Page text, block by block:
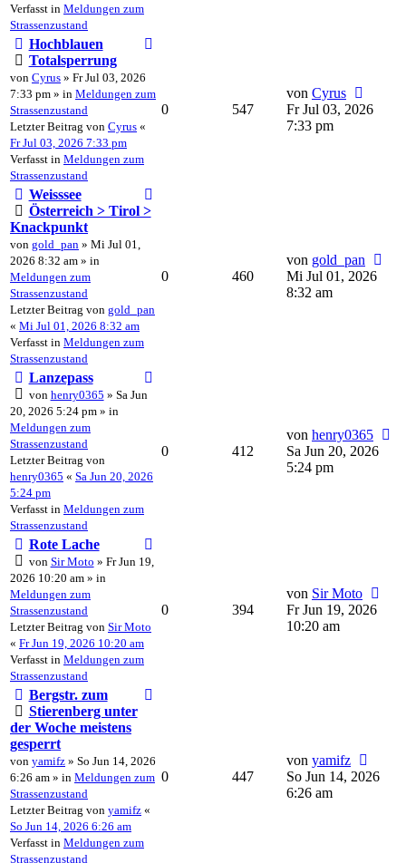
Verfasst in Meldungen zum
Strassenzustand
Hochblauen
Totalsperrung
von Cyrus » Fr Jul 03, 2026
7:33 pm » in Meldungen zum
Strassenzustand
Letzter Beitrag von Cyrus «
Fr Jul 03, 2026 7:33 pm
Verfasst in Meldungen zum
Strassenzustand
0 547
von Cyrus
Fr Jul 03, 2026
7:33 pm
Weisssee
Österreich > Tirol >
Knackpunkt
von gold_pan » Mi Jul 01,
2026 8:32 am » in
Meldungen zum
Strassenzustand
Letzter Beitrag von gold_pan
« Mi Jul 01, 2026 8:32 am
Verfasst in Meldungen zum
Strassenzustand
0 460
von gold_pan
Mi Jul 01, 2026
8:32 am
Lanzepass
von henry0365 » Sa Jun
20, 2026 5:24 pm » in
Meldungen zum
Strassenzustand
Letzter Beitrag von
henry0365 « Sa Jun 20, 2026
5:24 pm
Verfasst in Meldungen zum
Strassenzustand
0 412
von henry0365
Sa Jun 20, 2026
5:24 pm
Rote Lache
von Sir Moto » Fr Jun 19,
2026 10:20 am » in
Meldungen zum
Strassenzustand
Letzter Beitrag von Sir Moto
« Fr Jun 19, 2026 10:20 am
Verfasst in Meldungen zum
Strassenzustand
0 394
von Sir Moto
Fr Jun 19, 2026
10:20 am
Bergstr. zum
Stierenberg unter
der Woche meistens
gesperrt
von yamifz » So Jun 14, 2026
6:26 am » in Meldungen zum
Strassenzustand
Letzter Beitrag von yamifz «
So Jun 14, 2026 6:26 am
Verfasst in Meldungen zum
Strassenzustand
0 447
von yamifz
So Jun 14, 2026
6:26 am